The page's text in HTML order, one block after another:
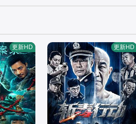
更新HD 更新HD